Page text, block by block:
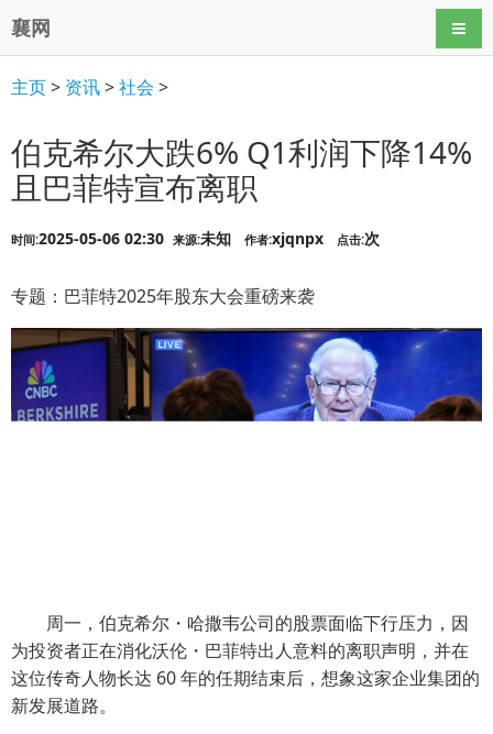
襄网 导航
主页> 资讯>社会 >
伯克希尔大跌6% Q1利润下降14%
且巴菲特宣布离职
时间:2025-05-06 02:30 来源:未知 作者:xjqnpx 点击:次
专题：巴菲特2025年股东大会重磅来袭
周一，伯克希尔・哈撒韦公司的股票面临下行压力，因
为投资者正在消化沃伦・巴菲特出人意料的离职声明，并在
这位传奇人物长达 60 年的任期结束后，想象这家企业集团的
新发展道路。